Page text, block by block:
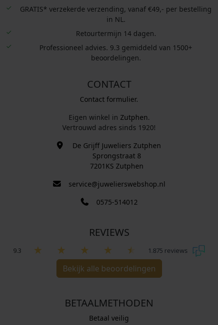
GRATIS* verzekerde verzending, vanaf €49,- per bestelling
in NL.
Retourtermijn 14 dagen.
Professioneel advies. 9.3 gemiddeld van 1500+
beoordelingen.
CONTACT
Contact formulier.
Eigen winkel in Zutphen.
Vertrouwd adres sinds 1920!
De Grijff Juweliers Zutphen
Sprongstraat 8
7201KS Zutphen
service@juwelierswebshop.nl
0575-514012
REVIEWS
9.3 1.875 reviews
Bekijk alle beoordelingen
BETAALMETHODEN
Betaal veilig